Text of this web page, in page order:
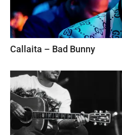
Callaita – Bad Bunny